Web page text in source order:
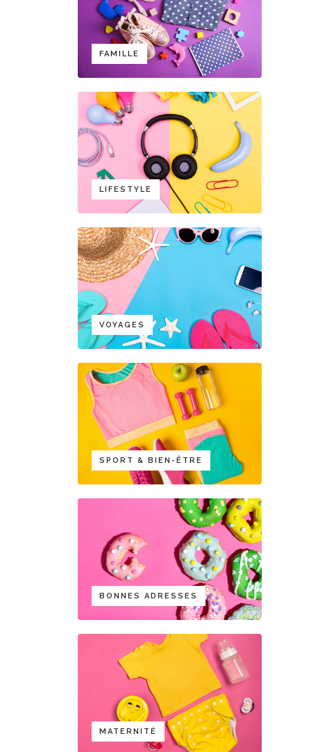
FAMILLE
LIFESTYLE
VOYAGES
SPORT & BIEN-ÊTRE
BONNES ADRESSES
MATERNITÉ